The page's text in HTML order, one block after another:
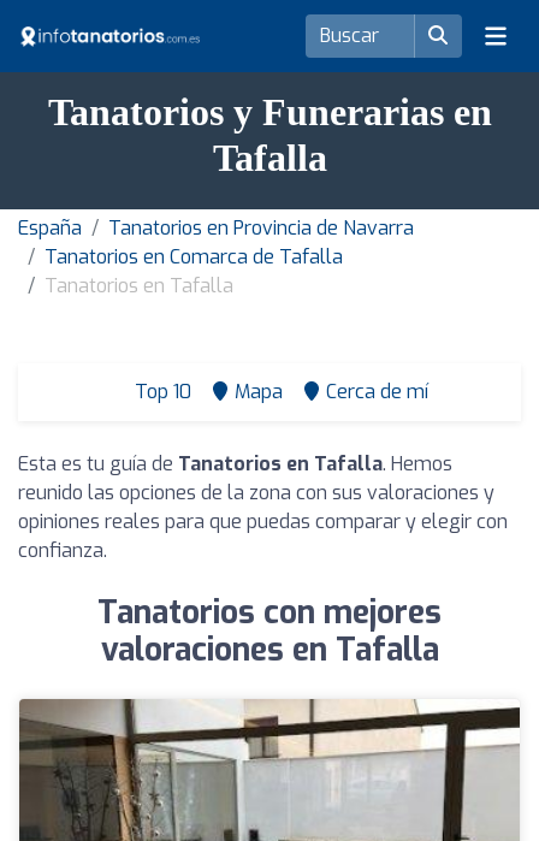
Tanatorios y Funerarias en
Tafalla
España
Tanatorios en Provincia de Navarra
Tanatorios en Comarca de Tafalla
Tanatorios en Tafalla
Top 10 Mapa Cerca de mí
Esta es tu guía de Tanatorios en Tafalla. Hemos
reunido las opciones de la zona con sus valoraciones y
opiniones reales para que puedas comparar y elegir con
confianza.
Tanatorios con mejores
valoraciones en Tafalla